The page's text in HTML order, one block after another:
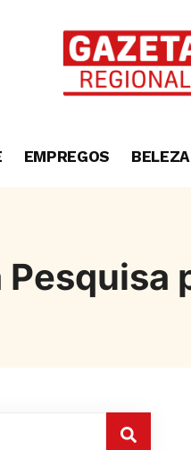
EMPREGOS